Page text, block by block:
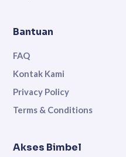
Bantuan
FAQ
Kontak Kami
Privacy Policy
Terms & Conditions
Akses Bimbel